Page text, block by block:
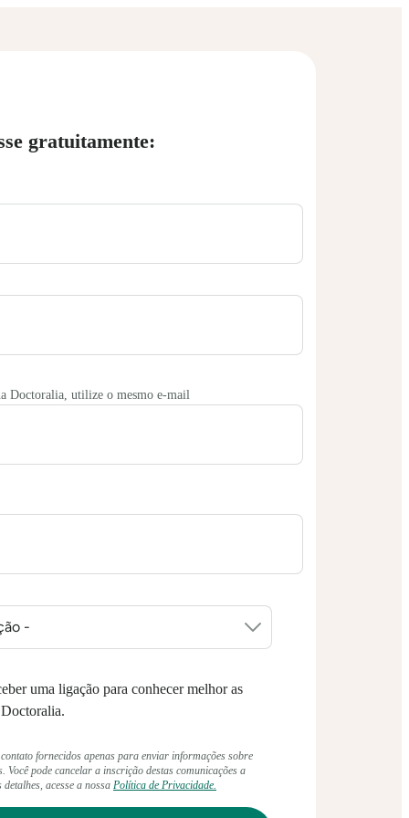
gratuitamente:
Doctoralia, utilize o mesmo e-mail
uma ligação para conhecer melhor as
fornecidos apenas para enviar informações sobre
Você pode cancelar a inscrição destas comunicações a
acesse a nossa Política de Privacidade.